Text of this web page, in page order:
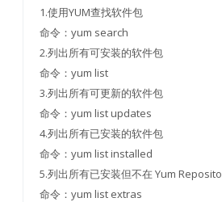
1.使用YUM查找软件包
命令：yum search
2.列出所有可安装的软件包
命令：yum list
3.列出所有可更新的软件包
命令：yum list updates
4.列出所有已安装的软件包
命令：yum list installed
5.列出所有已安装但不在 Yum
命令：yum list extras